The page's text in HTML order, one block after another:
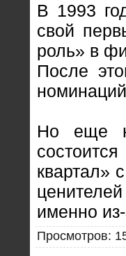
В 1993
свой
роль» в
После
Но еще
квартал»
именно
Просмотров: